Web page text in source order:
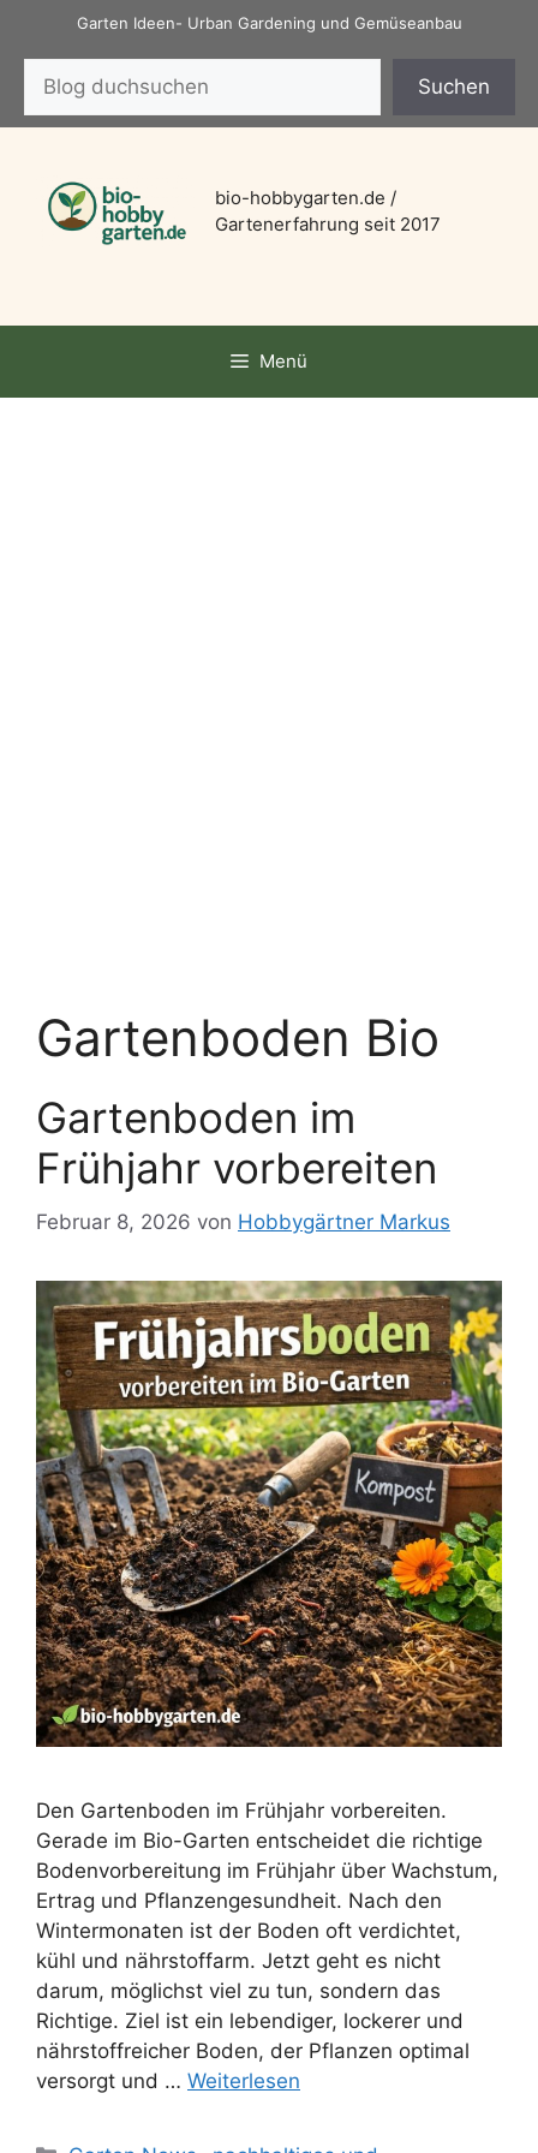
springen
Garten Ideen- Urban Gardening und Gemüseanbau
Suchen
bio-hobbygarten.de /
Gartenerfahrung seit 2017
Menü
Gartenboden Bio
Gartenboden im
Frühjahr vorbereiten
Februar 8, 2026 von Hobbygärtner Markus
Den Gartenboden im Frühjahr vorbereiten.
Gerade im Bio-Garten entscheidet die richtige
Bodenvorbereitung im Frühjahr über Wachstum,
Ertrag und Pflanzengesundheit. Nach den
Wintermonaten ist der Boden oft verdichtet,
kühl und nährstoffarm. Jetzt geht es nicht
darum, möglichst viel zu tun, sondern das
Richtige. Ziel ist ein lebendiger, lockerer und
nährstoffreicher Boden, der Pflanzen optimal
versorgt und … Weiterlesen